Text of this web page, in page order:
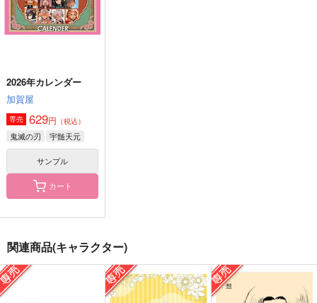
宇髄天元×煉獄杏寿郎
ノイズ
サの印
315
ウソカコイ
ricochet
715円 （税込）
仮小屋
1,257 円 （税込）
2026年カレンダー
加賀屋
専売 629円 （税込）
鬼滅の刃 宇髄天元
サンプル
カート
関連商品(キャラクター)